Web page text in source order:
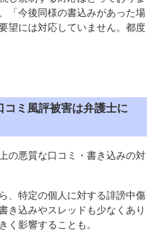
「今後同様の書込みがあった場
望には対応していません。都度
コミ風評被害は弁護士に
の悪質な口コミ・書き込みの対
、特定の個人に対する誹謗中傷
き込みやスレッドも少なくあり
く影響することも。